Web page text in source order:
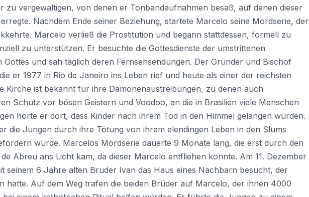
zu vergewaltigen, von denen er Tonbandaufnahmen besaß, auf denen dieser
Nachdem Ende seiner Beziehung, startete Marcelo seine Mordserie, der
Marcelo verließ die Prostitution und begann stattdessen, formell zu
zu unterstützen. Er besuchte die Gottesdienste der umstrittenen
Gottes und sah täglich deren Fernsehsendungen. Der Gründer und Bischof
er 1977 in Rio de Janeiro ins Leben rief und heute als einer der reichsten
Kirche ist bekannt für ihre Dämonenaustreibungen, zu denen auch
Schutz vor bösen Geistern und Voodoo, an die in Brasilien viele Menschen
hörte er dort, dass Kinder nach ihrem Tod in den Himmel gelangen würden.
die Jungen durch ihre Tötung von ihrem elendingen Leben in den Slums
würde. Marcelos Mordserie dauerte 9 Monate lang, die erst durch den
Abreu ans Licht kam, da dieser Marcelo entfliehen konnte. Am 11. Dezember
seinem 6 Jahre alten Bruder Ivan das Haus eines Nachbarn besucht, der
hatte. Auf dem Weg trafen die beiden Brüder auf Marcelo, der ihnen 4000